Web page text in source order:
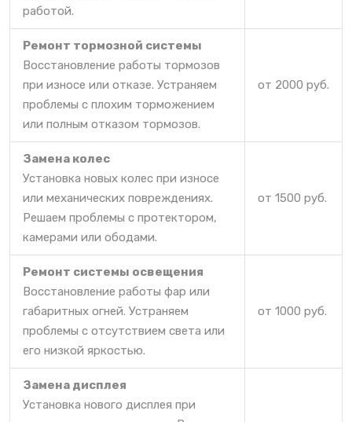
работой.
Ремонт тормозной системы
Восстановление работы тормозов
при износе или отказе. Устраняем
проблемы с плохим торможением
или полным отказом тормозов.
от 2000 руб.
Замена колес
Установка новых колес при износе
или механических повреждениях.
Решаем проблемы с протектором,
камерами или ободами.
от 1500 руб.
Ремонт системы освещения
Восстановление работы фар или
габаритных огней. Устраняем
проблемы с отсутствием света или
его низкой яркостью.
от 1000 руб.
Замена дисплея
Установка нового дисплея при